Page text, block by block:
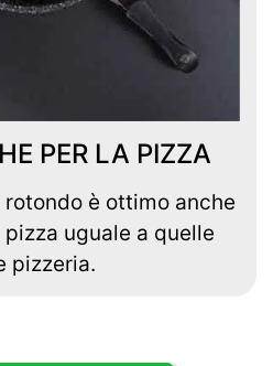
PER LA PIZZA
è ottimo anche
uguale a quelle
pizzeria.